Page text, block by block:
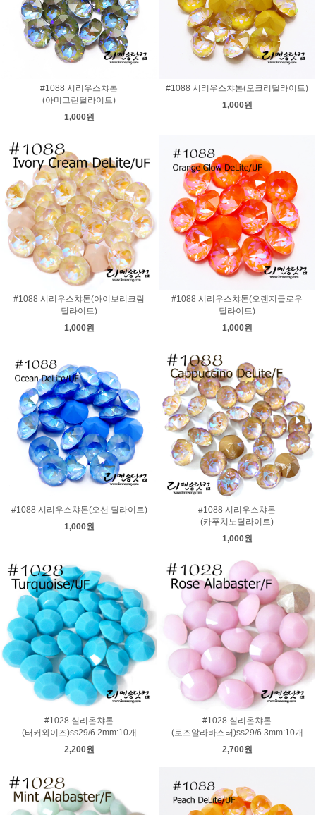
#1088 시리우스챠톤
(아미그린딜라이트)
1,000원
#1088 시리우스챠톤(오크리딜라이트)
1,000원
#1088 시리우스챠톤(아이보리크림
딜라이트)
1,000원
#1088 시리우스챠톤(오렌지글로우
딜라이트)
1,000원
#1088 시리우스챠톤(오션 딜라이트)
1,000원
#1088 시리우스챠톤
(카푸치노딜라이트)
1,000원
#1028 실리온챠톤
(터커와이즈)ss29/6.2mm:10개
2,200원
#1028 실리온챠톤
(로즈알라바스터)ss29/6.3mm:10개
2,700원